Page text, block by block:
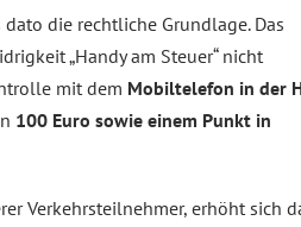
die rechtliche Grundlage. Das
„Handy am Steuer“ nicht
mit dem Mobiltelefon in der
100 Euro sowie einem Punkt in
Verkehrsteilnehmer, erhöht sich